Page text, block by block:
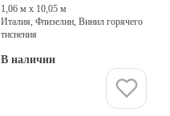
1,06 м х 10,05 м
Италия, Флизелин, Винил горячего
тиснения
В наличии